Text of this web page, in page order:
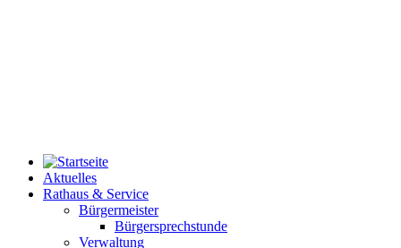
Aktuelles
Rathaus & Service
Bürgermeister
Bürgersprechstunde
Verwaltung